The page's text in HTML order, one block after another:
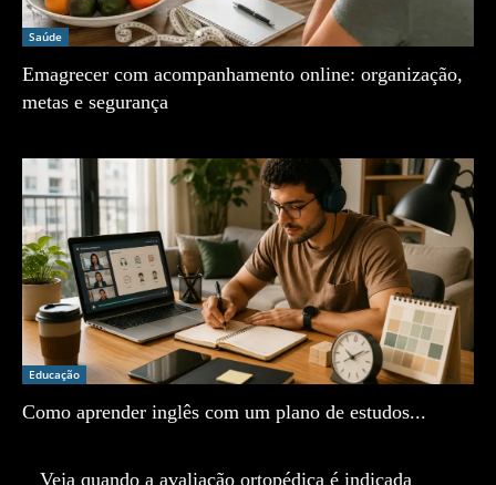
Saúde
Emagrecer com acompanhamento online: organização,
metas e segurança
Educação
Como aprender inglês com um plano de estudos...
Veja quando a avaliação ortopédica é indicada